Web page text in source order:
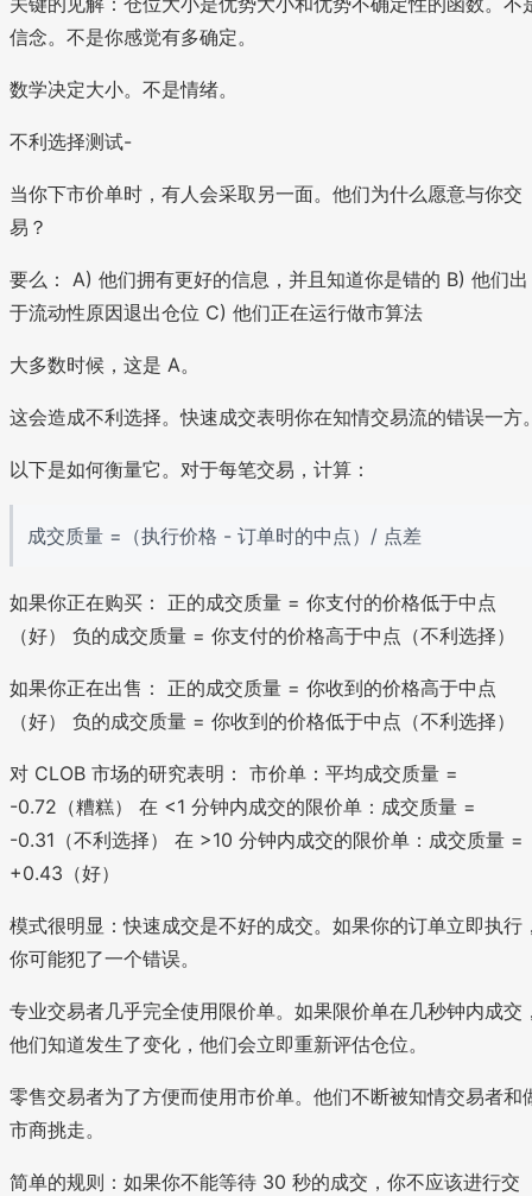
信念。不是你感觉有多确定。
数学决定大小。不是情绪。
不利选择测试-
当你下市价单时，有人会采取另一面。他们为什么愿意与你交
易？
要么： A) 他们拥有更好的信息，并且知道你是错的 B) 他们出
于流动性原因退出仓位 C) 他们正在运行做市算法
大多数时候，这是 A。
这会造成不利选择。快速成交表明你在知情交易流的错误一方
以下是如何衡量它。对于每笔交易，计算：
成交质量 =（执行价格 - 订单时的中点）/ 点差
如果你正在购买： 正的成交质量 = 你支付的价格低于中点
（好） 负的成交质量 = 你支付的价格高于中点（不利选择）
如果你正在出售： 正的成交质量 = 你收到的价格高于中点
（好） 负的成交质量 = 你收到的价格低于中点（不利选择）
对 CLOB 市场的研究表明： 市价单：平均成交质量 =
-0.72（糟糕） 在 <1 分钟内成交的限价单：成交质量 =
-0.31（不利选择） 在 >10 分钟内成交的限价单：成交质量 =
+0.43（好）
模式很明显：快速成交是不好的成交。如果你的订单立即执行
你可能犯了一个错误。
专业交易者几乎完全使用限价单。如果限价单在几秒钟内成交
他们知道发生了变化，他们会立即重新评估仓位。
零售交易者为了方便而使用市价单。他们不断被知情交易者和
市商挑走。
简单的规则：如果你不能等待 30 秒的成交，你不应该进行交